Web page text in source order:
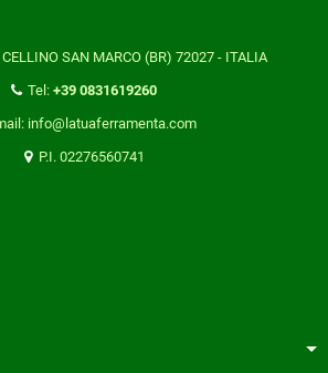
CELLINO SAN MARCO (BR) 72027 - ITALIA
Tel: +39 0831619260
info@latuaferramenta.com
P.I. 02276560741